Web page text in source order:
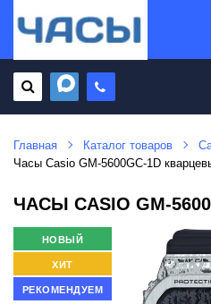
Главная Каталог товаров
Часы Casio GM-5600GC-1D
ЧАСЫ CASIO GM-
НОВЫЙ
ХИТ
РЕКОМЕНДУЕМ